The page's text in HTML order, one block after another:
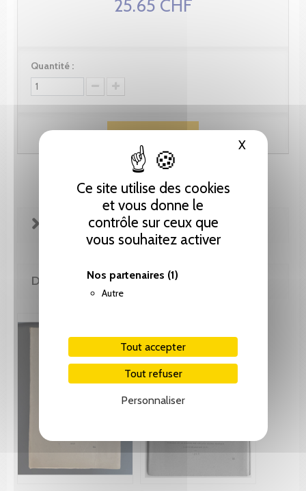
Ce site utilise des cookies
et vous donne le
contrôle sur ceux que
vous souhaitez activer
Nos partenaires (1)
Autre
Tout accepter
Tout refuser
Personnaliser
XMasquer
25.65 CHF
Quantité :
Ajouter au panier
FICHE TECHNIQUE
DE LA MÊME COLLECTION